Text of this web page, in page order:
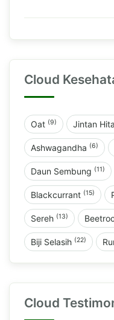
Cloud
Oat (9) Jintan
Ashwagandha (6)
Daun Sembung (11)
Blackcurrant (15)
Sereh (13)
Biji Selasih (22)
Cloud